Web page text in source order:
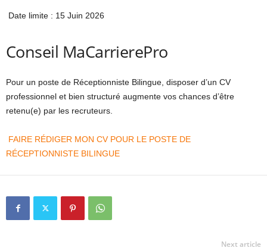
Date limite : 15 Juin 2026
Conseil MaCarrierePro
Pour un poste de Réceptionniste Bilingue, disposer d’un CV
professionnel et bien structuré augmente vos chances d’être
retenu(e) par les recruteurs.
FAIRE RÉDIGER MON CV POUR LE POSTE DE
RÉCEPTIONNISTE BILINGUE
Next article